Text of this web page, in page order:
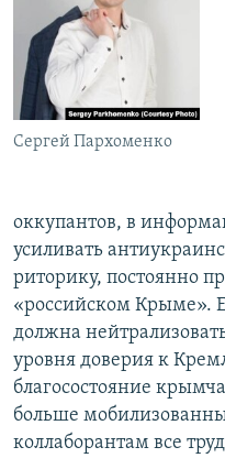
Сергей Пархоменко
оккупантов, в
усиливать
риторику, постоянно
«российском Крыме».
должна
уровня доверия к
благосостояние
больше
коллаборантам все